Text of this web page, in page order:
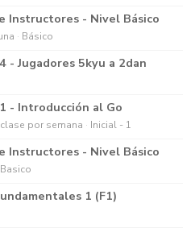
Instructores - Nivel Básico
Básico
- Jugadores 5kyu a 2dan
- Introducción al Go
por semana Inicial - 1
Instructores - Nivel Básico
Basico
1 (F1)